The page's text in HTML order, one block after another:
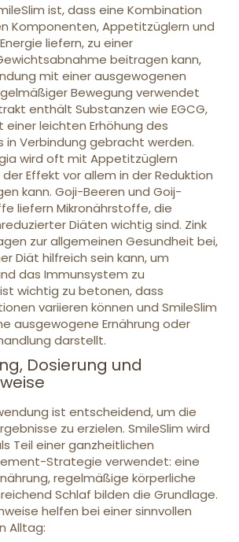
ist, dass eine Kombination
Komponenten, Appetitzüglern und
liefern, zu einer
beitragen kann,
mit einer ausgewogenen
Bewegung verwendet
enthält Substanzen wie EGCG,
einer leichten Erhöhung des
in Verbindung gebracht werden.
wird oft mit Appetitzüglern
Effekt vor allem in der Reduktion
kann. Goji-Beeren und Goij-
liefern Mikronährstoffe, die
Diäten wichtig sind. Zink
zur allgemeinen Gesundheit bei,
Diät hilfreich sein kann, um
das Immunsystem zu
wichtig zu betonen, dass
variieren können und SmileSlim
ausgewogene Ernährung oder
darstellt.
Dosierung und
ist entscheidend, um die
zu erzielen. SmileSlim wird
Teil einer ganzheitlichen
Strategie verwendet: eine
regelmäßige körperliche
Schlaf bilden die Grundlage.
helfen bei einer sinnvollen
Alltag: